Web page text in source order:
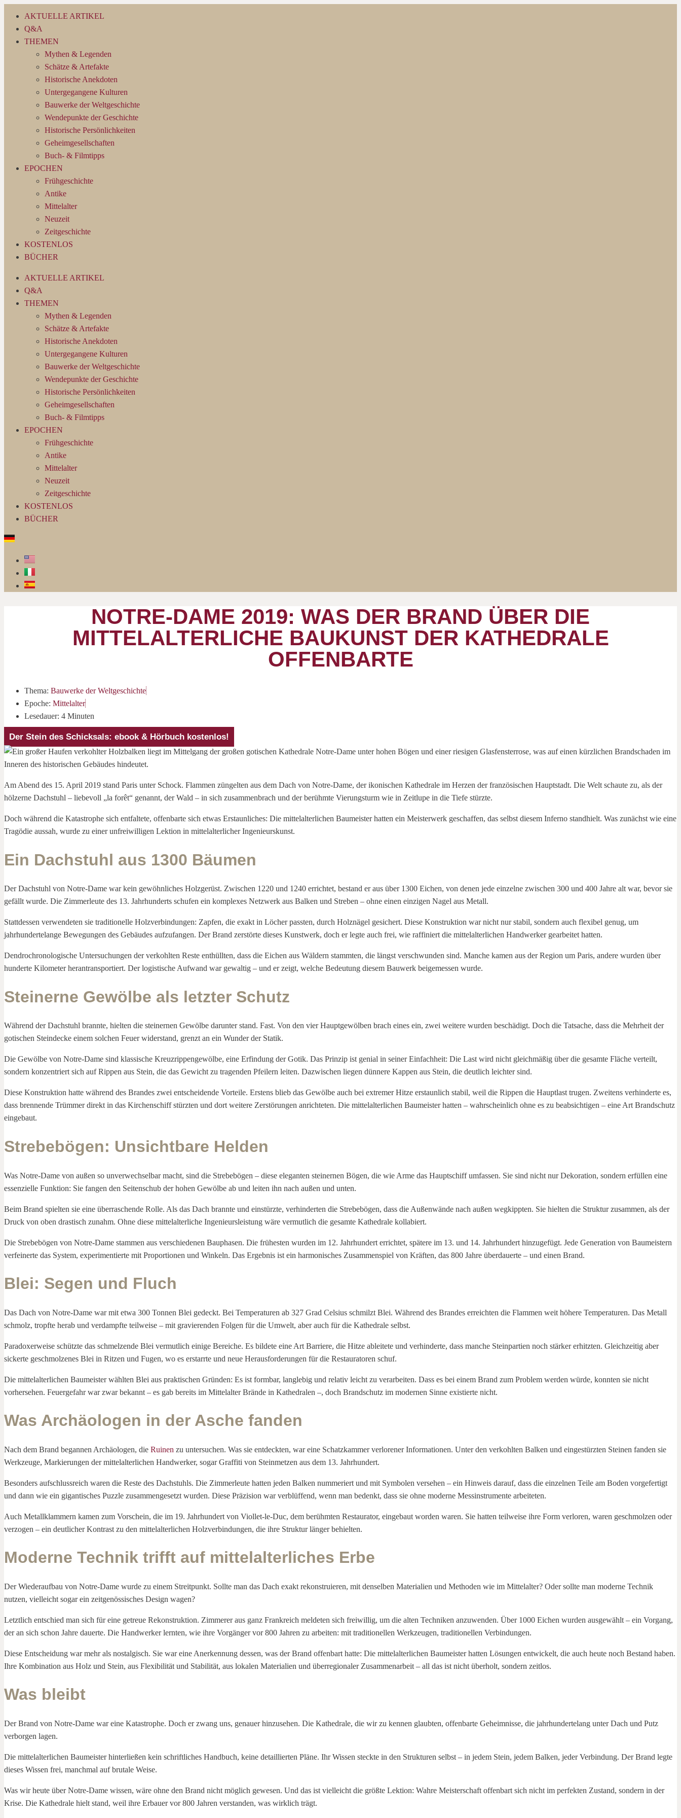
springen
AKTUELLE ARTIKEL
Q&A
THEMEN
Mythen & Legenden
Schätze & Artefakte
Historische Anekdoten
Untergegangene Kulturen
Bauwerke der Weltgeschichte
Wendepunkte der Geschichte
Historische Persönlichkeiten
Geheimgesellschaften
Buch- & Filmtipps
EPOCHEN
Frühgeschichte
Antike
Mittelalter
Neuzeit
Zeitgeschichte
KOSTENLOS
BÜCHER
AKTUELLE ARTIKEL
Q&A
THEMEN
Mythen & Legenden
Schätze & Artefakte
Historische Anekdoten
Untergegangene Kulturen
Bauwerke der Weltgeschichte
Wendepunkte der Geschichte
Historische Persönlichkeiten
Geheimgesellschaften
Buch- & Filmtipps
EPOCHEN
Frühgeschichte
Antike
Mittelalter
Neuzeit
Zeitgeschichte
KOSTENLOS
BÜCHER
NOTRE-DAME 2019: WAS DER BRAND ÜBER DIE
MITTELALTERLICHE BAUKUNST DER KATHEDRALE
OFFENBARTE
Thema: Bauwerke der Weltgeschichte
Epoche: Mittelalter
Lesedauer: 4 Minuten
Der Stein des Schicksals: ebook & Hörbuch kostenlos!
Am Abend des 15. April 2019 stand Paris unter Schock. Flammen züngelten aus dem Dach von Notre-Dame, der ikonischen Kathedrale im Herzen der französischen Hauptstadt. Die Welt schaute zu, als der
hölzerne Dachstuhl – liebevoll „la forêt“ genannt, der Wald – in sich zusammenbrach und der berühmte Vierungsturm wie in Zeitlupe in die Tiefe stürzte.
Doch während die Katastrophe sich entfaltete, offenbarte sich etwas Erstaunliches: Die mittelalterlichen Baumeister hatten ein Meisterwerk geschaffen, das selbst diesem Inferno standhielt. Was zunächst wie eine
Tragödie aussah, wurde zu einer unfreiwilligen Lektion in mittelalterlicher Ingenieurskunst.
Ein Dachstuhl aus 1300 Bäumen
Der Dachstuhl von Notre-Dame war kein gewöhnliches Holzgerüst. Zwischen 1220 und 1240 errichtet, bestand er aus über 1300 Eichen, von denen jede einzelne zwischen 300 und 400 Jahre alt war, bevor sie
gefällt wurde. Die Zimmerleute des 13. Jahrhunderts schufen ein komplexes Netzwerk aus Balken und Streben – ohne einen einzigen Nagel aus Metall.
Stattdessen verwendeten sie traditionelle Holzverbindungen: Zapfen, die exakt in Löcher passten, durch Holznägel gesichert. Diese Konstruktion war nicht nur stabil, sondern auch flexibel genug, um
jahrhundertelange Bewegungen des Gebäudes aufzufangen. Der Brand zerstörte dieses Kunstwerk, doch er legte auch frei, wie raffiniert die mittelalterlichen Handwerker gearbeitet hatten.
Dendrochronologische Untersuchungen der verkohlten Reste enthüllten, dass die Eichen aus Wäldern stammten, die längst verschwunden sind. Manche kamen aus der Region um Paris, andere wurden über
hunderte Kilometer herantransportiert. Der logistische Aufwand war gewaltig – und er zeigt, welche Bedeutung diesem Bauwerk beigemessen wurde.
Steinerne Gewölbe als letzter Schutz
Während der Dachstuhl brannte, hielten die steinernen Gewölbe darunter stand. Fast. Von den vier Hauptgewölben brach eines ein, zwei weitere wurden beschädigt. Doch die Tatsache, dass die Mehrheit der
gotischen Steindecke einem solchen Feuer widerstand, grenzt an ein Wunder der Statik.
Die Gewölbe von Notre-Dame sind klassische Kreuzrippengewölbe, eine Erfindung der Gotik. Das Prinzip ist genial in seiner Einfachheit: Die Last wird nicht gleichmäßig über die gesamte Fläche verteilt,
sondern konzentriert sich auf Rippen aus Stein, die das Gewicht zu tragenden Pfeilern leiten. Dazwischen liegen dünnere Kappen aus Stein, die deutlich leichter sind.
Diese Konstruktion hatte während des Brandes zwei entscheidende Vorteile. Erstens blieb das Gewölbe auch bei extremer Hitze erstaunlich stabil, weil die Rippen die Hauptlast trugen. Zweitens verhinderte es,
dass brennende Trümmer direkt in das Kirchenschiff stürzten und dort weitere Zerstörungen anrichteten. Die mittelalterlichen Baumeister hatten – wahrscheinlich ohne es zu beabsichtigen – eine Art Brandschutz
eingebaut.
Strebebögen: Unsichtbare Helden
Was Notre-Dame von außen so unverwechselbar macht, sind die Strebebögen – diese eleganten steinernen Bögen, die wie Arme das Hauptschiff umfassen. Sie sind nicht nur Dekoration, sondern erfüllen eine
essenzielle Funktion: Sie fangen den Seitenschub der hohen Gewölbe ab und leiten ihn nach außen und unten.
Beim Brand spielten sie eine überraschende Rolle. Als das Dach brannte und einstürzte, verhinderten die Strebebögen, dass die Außenwände nach außen wegkippten. Sie hielten die Struktur zusammen, als der
Druck von oben drastisch zunahm. Ohne diese mittelalterliche Ingenieursleistung wäre vermutlich die gesamte Kathedrale kollabiert.
Die Strebebögen von Notre-Dame stammen aus verschiedenen Bauphasen. Die frühesten wurden im 12. Jahrhundert errichtet, spätere im 13. und 14. Jahrhundert hinzugefügt. Jede Generation von Baumeistern
verfeinerte das System, experimentierte mit Proportionen und Winkeln. Das Ergebnis ist ein harmonisches Zusammenspiel von Kräften, das 800 Jahre überdauerte – und einen Brand.
Blei: Segen und Fluch
Das Dach von Notre-Dame war mit etwa 300 Tonnen Blei gedeckt. Bei Temperaturen ab 327 Grad Celsius schmilzt Blei. Während des Brandes erreichten die Flammen weit höhere Temperaturen. Das Metall
schmolz, tropfte herab und verdampfte teilweise – mit gravierenden Folgen für die Umwelt, aber auch für die Kathedrale selbst.
Paradoxerweise schützte das schmelzende Blei vermutlich einige Bereiche. Es bildete eine Art Barriere, die Hitze ableitete und verhinderte, dass manche Steinpartien noch stärker erhitzten. Gleichzeitig aber
sickerte geschmolzenes Blei in Ritzen und Fugen, wo es erstarrte und neue Herausforderungen für die Restauratoren schuf.
Die mittelalterlichen Baumeister wählten Blei aus praktischen Gründen: Es ist formbar, langlebig und relativ leicht zu verarbeiten. Dass es bei einem Brand zum Problem werden würde, konnten sie nicht
vorhersehen. Feuergefahr war zwar bekannt – es gab bereits im Mittelalter Brände in Kathedralen –, doch Brandschutz im modernen Sinne existierte nicht.
Was Archäologen in der Asche fanden
Nach dem Brand begannen Archäologen, die Ruinen zu untersuchen. Was sie entdeckten, war eine Schatzkammer verlorener Informationen. Unter den verkohlten Balken und eingestürzten Steinen fanden sie
Werkzeuge, Markierungen der mittelalterlichen Handwerker, sogar Graffiti von Steinmetzen aus dem 13. Jahrhundert.
Besonders aufschlussreich waren die Reste des Dachstuhls. Die Zimmerleute hatten jeden Balken nummeriert und mit Symbolen versehen – ein Hinweis darauf, dass die einzelnen Teile am Boden vorgefertigt
und dann wie ein gigantisches Puzzle zusammengesetzt wurden. Diese Präzision war verblüffend, wenn man bedenkt, dass sie ohne moderne Messinstrumente arbeiteten.
Auch Metallklammern kamen zum Vorschein, die im 19. Jahrhundert von Viollet-le-Duc, dem berühmten Restaurator, eingebaut worden waren. Sie hatten teilweise ihre Form verloren, waren geschmolzen oder
verzogen – ein deutlicher Kontrast zu den mittelalterlichen Holzverbindungen, die ihre Struktur länger behielten.
Moderne Technik trifft auf mittelalterliches Erbe
Der Wiederaufbau von Notre-Dame wurde zu einem Streitpunkt. Sollte man das Dach exakt rekonstruieren, mit denselben Materialien und Methoden wie im Mittelalter? Oder sollte man moderne Technik
nutzen, vielleicht sogar ein zeitgenössisches Design wagen?
Letztlich entschied man sich für eine getreue Rekonstruktion. Zimmerer aus ganz Frankreich meldeten sich freiwillig, um die alten Techniken anzuwenden. Über 1000 Eichen wurden ausgewählt – ein Vorgang,
der an sich schon Jahre dauerte. Die Handwerker lernten, wie ihre Vorgänger vor 800 Jahren zu arbeiten: mit traditionellen Werkzeugen, traditionellen Verbindungen.
Diese Entscheidung war mehr als nostalgisch. Sie war eine Anerkennung dessen, was der Brand offenbart hatte: Die mittelalterlichen Baumeister hatten Lösungen entwickelt, die auch heute noch Bestand haben.
Ihre Kombination aus Holz und Stein, aus Flexibilität und Stabilität, aus lokalen Materialien und überregionaler Zusammenarbeit – all das ist nicht überholt, sondern zeitlos.
Was bleibt
Der Brand von Notre-Dame war eine Katastrophe. Doch er zwang uns, genauer hinzusehen. Die Kathedrale, die wir zu kennen glaubten, offenbarte Geheimnisse, die jahrhundertelang unter Dach und Putz
verborgen lagen.
Die mittelalterlichen Baumeister hinterließen kein schriftliches Handbuch, keine detaillierten Pläne. Ihr Wissen steckte in den Strukturen selbst – in jedem Stein, jedem Balken, jeder Verbindung. Der Brand legte
dieses Wissen frei, manchmal auf brutale Weise.
Was wir heute über Notre-Dame wissen, wäre ohne den Brand nicht möglich gewesen. Und das ist vielleicht die größte Lektion: Wahre Meisterschaft offenbart sich nicht im perfekten Zustand, sondern in der
Krise. Die Kathedrale hielt stand, weil ihre Erbauer vor 800 Jahren verstanden, was wirklich trägt.